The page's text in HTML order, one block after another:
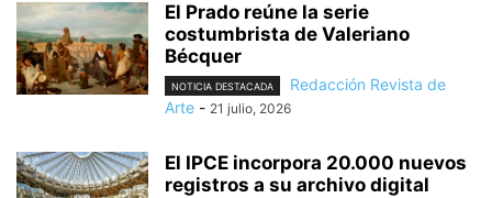
El Prado reúne la serie
costumbrista de Valeriano
Bécquer
NOTICIA DESTACADA
Redacción Revista de
Arte - 21 julio, 2026
El IPCE incorpora 20.000 nuevos
registros a su archivo digital